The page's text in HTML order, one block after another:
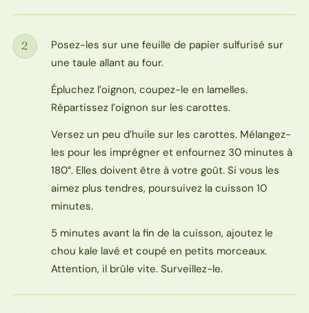
Étape
2
Posez-les sur une feuille de papier sulfurisé sur
une taule allant au four.
Épluchez l’oignon, coupez-le en lamelles.
Répartissez l’oignon sur les carottes.
Versez un peu d’huile sur les carottes. Mélangez-
les pour les imprégner et enfournez 30 minutes à
180°. Elles doivent être à votre goût. Si vous les
aimez plus tendres, poursuivez la cuisson 10
minutes.
5 minutes avant la fin de la cuisson, ajoutez le
chou kale lavé et coupé en petits morceaux.
Attention, il brûle vite. Surveillez-le.